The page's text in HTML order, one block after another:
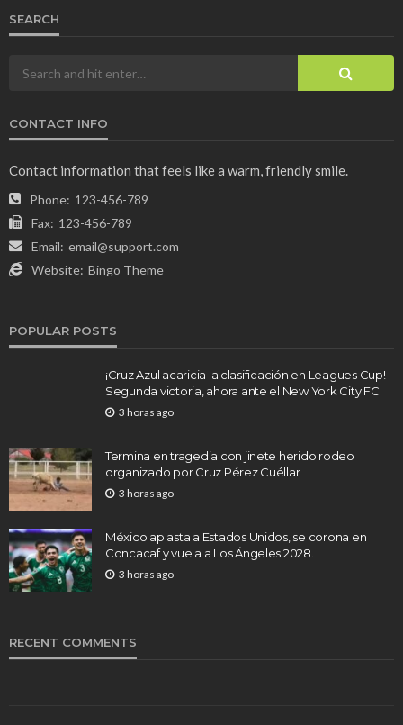
SEARCH
CONTACT INFO
Contact information that feels like a warm, friendly smile.
Phone: 123-456-789
Fax: 123-456-789
Email: email@support.com
Website: Bingo Theme
POPULAR POSTS
¡Cruz Azul acaricia la clasificación en Leagues Cup!
Segunda victoria, ahora ante el New York City FC.
3 horas ago
Termina en tragedia con jinete herido rodeo
organizado por Cruz Pérez Cuéllar
3 horas ago
México aplasta a Estados Unidos, se corona en
Concacaf y vuela a Los Ángeles 2028.
3 horas ago
RECENT COMMENTS